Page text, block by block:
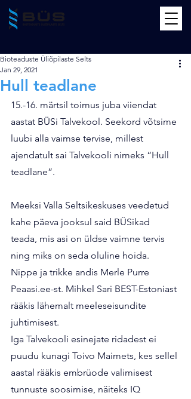
Hull teadlane
Bioteaduste Üliõpilaste Selts
Jan 29, 2021
15.-16. märtsil toimus juba viiendat
aastat BÜSi Talvekool. Seekord võtsime
luubi alla vaimse tervise, millest
ajendatult sai Talvekooli nimeks “Hull
teadlane”.
Meeksi Valla Seltsikeskuses veedetud
kahe päeva jooksul said BÜSikad
teada, mis asi on üldse vaimne tervis
ning miks on seda oluline hoida.
Nippe ja trikke andis Merle Purre
Peaasi.ee-st. Mihkel Sari BEST-Estoniast
rääkis lähemalt meeleseisundite
juhtimisest.
Iga Talvekooli esinejate ridadest ei
puudu kunagi Toivo Maimets, kes sellel
aastal rääkis embrüode valimisest
tunnuste soosimise, näiteks IQ